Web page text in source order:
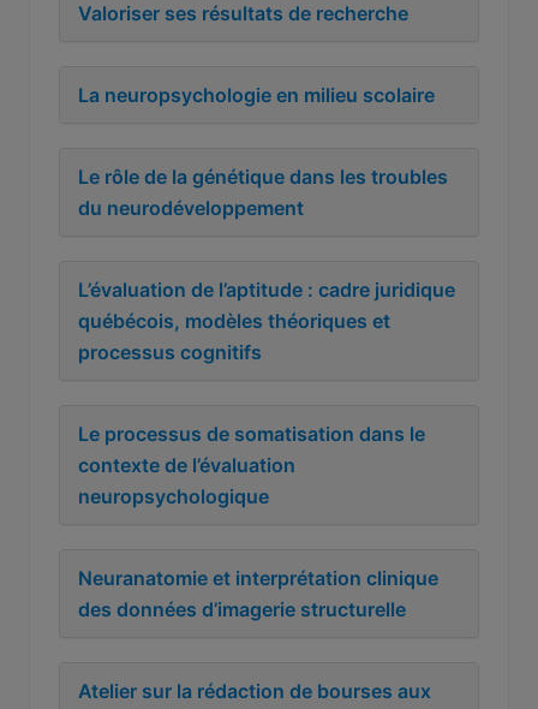
Valoriser ses résultats de recherche
La neuropsychologie en milieu scolaire
Le rôle de la génétique dans les troubles
du neurodéveloppement
L’évaluation de l’aptitude : cadre juridique
québécois, modèles théoriques et
processus cognitifs
Le processus de somatisation dans le
contexte de l’évaluation
neuropsychologique
Neuranatomie et interprétation clinique
des données d’imagerie structurelle
Atelier sur la rédaction de bourses aux